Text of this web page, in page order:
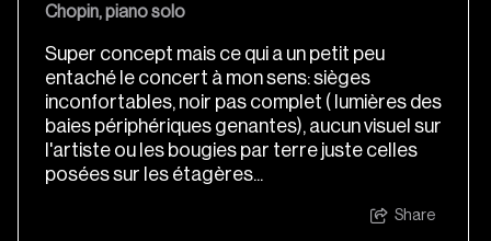
Chopin, piano solo
Super concept mais ce qui a un petit peu
entaché le concert à mon sens: sièges
inconfortables, noir pas complet ( lumières des
baies périphériques genantes), aucun visuel sur
l'artiste ou les bougies par terre juste celles
posées sur les étagères...
Share